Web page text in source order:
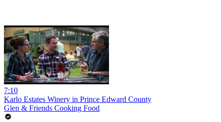
7:10
Karlo Estates Winery in Prince Edward County
Glen & Friends Cooking Food